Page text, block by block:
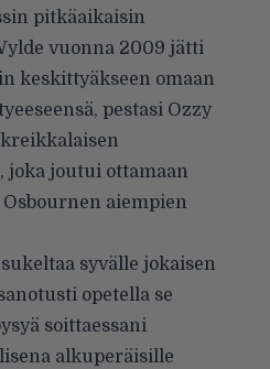
pitkäaikaisin
vuonna 2009 jätti
keskittyäkseen omaan
pestasi Ozzy
joka joutui ottamaan
aiempien
syvälle jokaisen
opetella se
soittaessani
alkuperäisille